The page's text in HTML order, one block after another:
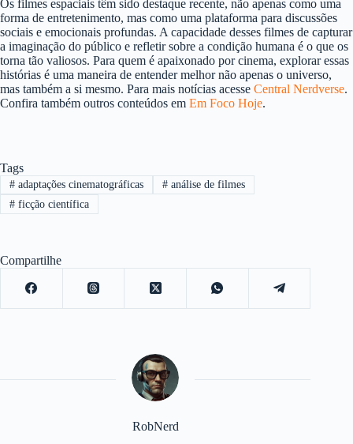
Os filmes espaciais têm sido destaque recente, não apenas como uma
forma de entretenimento, mas como uma plataforma para discussões
sociais e emocionais profundas. A capacidade desses filmes de capturar
a imaginação do público e refletir sobre a condição humana é o que os
torna tão valiosos. Para quem é apaixonado por cinema, explorar essas
histórias é uma maneira de entender melhor não apenas o universo,
mas também a si mesmo. Para mais notícias acesse Central Nerdverse.
Confira também outros conteúdos em Em Foco Hoje.
Tags
#adaptações cinematográficas #análise de filmes
#ficção científica
Compartilhe
RobNerd